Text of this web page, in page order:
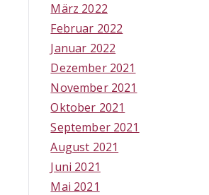
März 2022
Februar 2022
Januar 2022
Dezember 2021
November 2021
Oktober 2021
September 2021
August 2021
Juni 2021
Mai 2021